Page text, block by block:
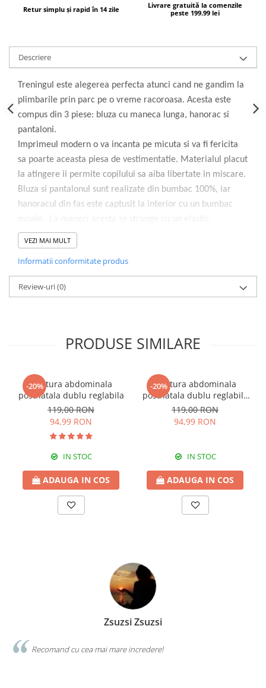
Retur simplu și rapid în 14 zile
Livrare gratuită la comenzile
peste 199.99 lei
Descriere
Treningul este alegerea perfecta atunci cand ne gandim la
plimbarile prin parc pe o vreme racoroasa. Acesta este
compus din 3 piese: bluza cu maneca lunga, hanorac si
pantaloni.
Imprimeul modern o va incanta pe micuta si va fi fericita
sa poarte aceasta piesa de vestimentatie. Materialul placut
la atingere ii permite copilului sa aiba libertate in miscare.
Bluza si pantalonul sunt realizate din bumbac 100%, iar
hanoracul din fas este captusit la interior cu un bumbac
nepermitandu-i frigului sa intrerupa joaca celui mic. El este
prevazut cu gluga si se inchieie cu ajutorul unui fermoar
auriu
Accesorile sunt pentru prezentare si nu se vand!
VEZI MAI MULT
Informatii conformitate produs
Review-uri(0)
PRODUSE SIMILARE
-20%
Centura abdominala
postnatala dublu reglabila
119,00 RON
94,99 RON
IN STOC
ADAUGA IN COS
-20%
Centura abdominala
postnatala dublu reglabila
black
119,00 RON
94,99 RON
IN STOC
ADAUGA IN COS
Zsuzsi Zsuzsi
Recomand cu cea mai mare incredere!